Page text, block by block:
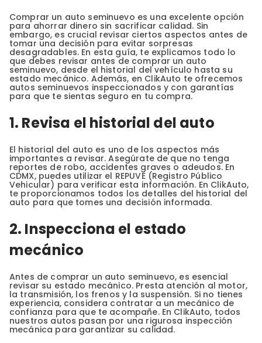
Comprar un auto seminuevo es una excelente opción
para ahorrar dinero sin sacrificar calidad. Sin
embargo, es crucial revisar ciertos aspectos antes de
tomar una decisión para evitar sorpresas
desagradables. En esta guía, te explicamos todo lo
que debes revisar antes de comprar un auto
seminuevo, desde el historial del vehículo hasta su
estado mecánico. Además, en ClikAuto te ofrecemos
autos seminuevos inspeccionados y con garantías
para que te sientas seguro en tu compra.
1. Revisa el historial del auto
El historial del auto es uno de los aspectos más
importantes a revisar. Asegúrate de que no tenga
reportes de robo, accidentes graves o adeudos. En
CDMX, puedes utilizar el REPUVE (Registro Público
Vehicular) para verificar esta información. En ClikAuto,
te proporcionamos todos los detalles del historial del
auto para que tomes una decisión informada.
2. Inspecciona el estado
mecánico
Antes de comprar un auto seminuevo, es esencial
revisar su estado mecánico. Presta atención al motor,
la transmisión, los frenos y la suspensión. Si no tienes
experiencia, considera contratar a un mecánico de
confianza para que te acompañe. En ClikAuto, todos
nuestros autos pasan por una rigurosa inspección
mecánica para garantizar su calidad.